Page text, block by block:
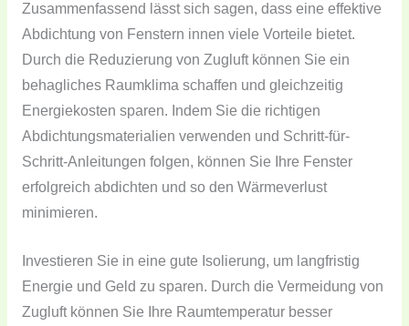
Zusammenfassend lässt sich sagen, dass eine effektive
Abdichtung von Fenstern innen viele Vorteile bietet.
Durch die Reduzierung von Zugluft können Sie ein
behagliches Raumklima schaffen und gleichzeitig
Energiekosten sparen. Indem Sie die richtigen
Abdichtungsmaterialien verwenden und Schritt-für-
Schritt-Anleitungen folgen, können Sie Ihre Fenster
erfolgreich abdichten und so den Wärmeverlust
minimieren.
Investieren Sie in eine gute Isolierung, um langfristig
Energie und Geld zu sparen. Durch die Vermeidung von
Zugluft können Sie Ihre Raumtemperatur besser